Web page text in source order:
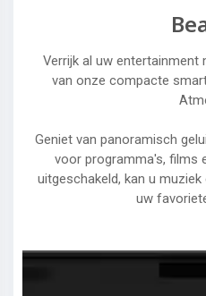
Verrijk al uw entertainment
van onze compacte
Geniet van panoramisch
voor programma's, films
uitgeschakeld, kan u
uw